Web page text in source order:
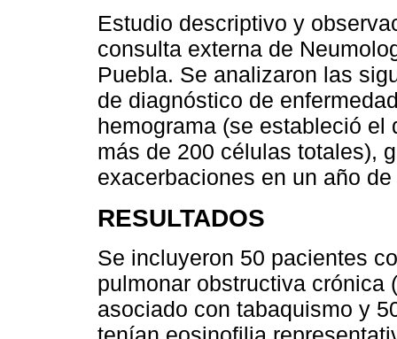
Estudio descriptivo y
consulta externa de
Puebla. Se analizaron las
de diagnóstico de
hemograma (se estableció
más de 200 células totales),
exacerbaciones en un año
RESULTADOS
Se incluyeron 50 pacientes
pulmonar obstructiva crónica
asociado con tabaquismo y